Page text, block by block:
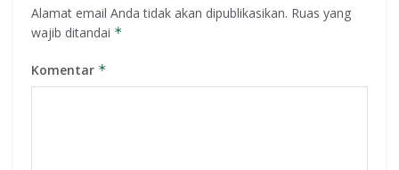
Alamat email Anda tidak akan dipublikasikan. Ruas yang
wajib ditandai *
Komentar *